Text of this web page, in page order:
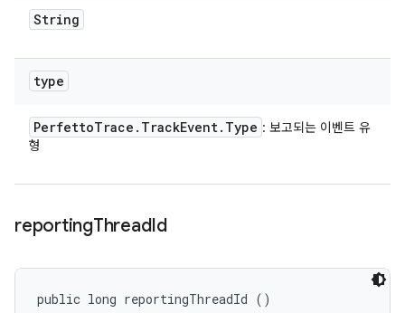
String
type
PerfettoTrace . TrackEvent. Type : 보고되는 이벤트 유
형
reportingThreadId
public long reportingThreadId ()